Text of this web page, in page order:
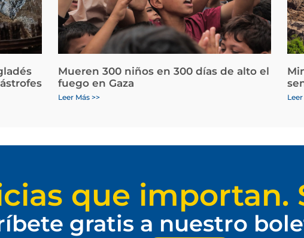
Mueren 300 niños en 300 días de alto el
fuego en Gaza
Leer Más >>
que importan.
gratis a nuestro